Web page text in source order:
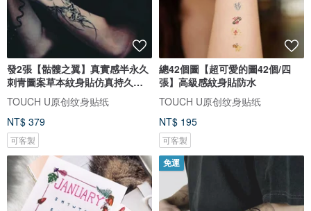
發2張【骷髏之翼】真實感半永久
刺青圖案草本紋身貼仿真持久男
女
TOUCH U原创纹身贴纸
NT$ 379
可客製
總42個圖【超可愛的圖42個/四
張】高級感紋身貼防水
TOUCH U原创纹身贴纸
NT$ 195
可客製
免運